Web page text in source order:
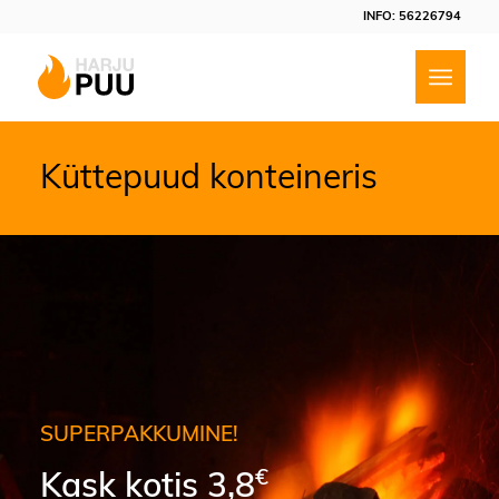
INFO: 56226794
Küttepuud konteineris
3,8 €
Soodus
Kuiv kase